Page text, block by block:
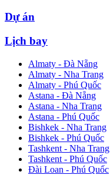
Dự án
Lịch bay
Almaty - Đà Nẵng
Almaty - Nha Trang
Almaty - Phú Quốc
Astana - Đà Nẵng
Astana - Nha Trang
Astana - Phú Quốc
Bishkek - Nha Trang
Bishkek - Phú Quốc
Tashkent - Nha Trang
Tashkent - Phú Quốc
Đài Loan - Phú Quốc